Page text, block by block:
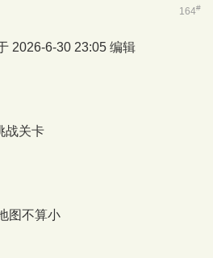
164#
2026-6-30 23:05 编辑
战关卡
图不算小